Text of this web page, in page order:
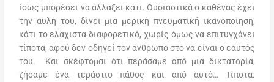
ίσως μπορέσει να αλλάξει κάτι. Ουσιαστικά ο καθένας έχει
την αυλή του, δίνει μια μερική πνευματική ικανοποίηση,
κάτι το ελάχιστα διαφορετικό, χωρίς όμως να επιτυγχάνει
τίποτα, αφού δεν οδηγεί τον άνθρωπο στο να είναι ο εαυτός
του. Και σκέφτομαι ότι περάσαμε από μια δικτατορία,
ζήσαμε ένα τεράστιο πάθος και από αυτό… Τίποτα.